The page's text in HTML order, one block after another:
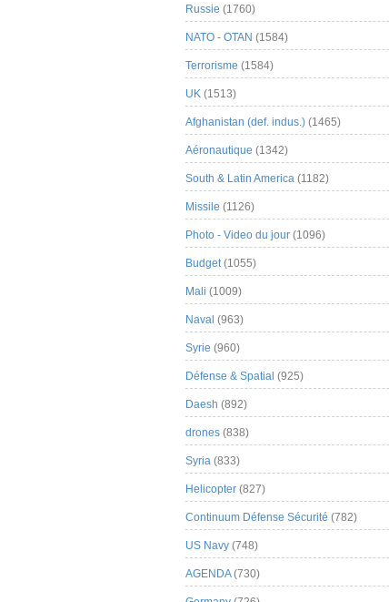
Russie (1760)
NATO - OTAN (1584)
Terrorisme (1584)
UK (1513)
Afghanistan (def. indus.) (1465)
Aéronautique (1342)
South & Latin America (1182)
Missile (1126)
Photo - Video du jour (1096)
Budget(1055)
Mali (1009)
Naval (963)
Syrie (960)
Défense & Spatial (925)
Daesh (892)
drones (838)
Syria (833)
Helicopter (827)
Continuum Défense Sécurité (782)
US Navy (748)
AGENDA(730)